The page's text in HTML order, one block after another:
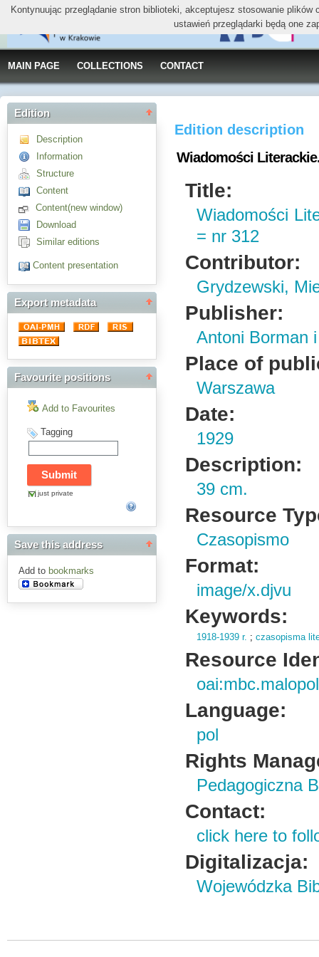
MAIN PAGE COLLECTIONS CONTACT
Edition
Description
Information
Structure
Content
Content(new window)
Download
Similar editions
Content presentation
Export metadata
Favourite positions
Add to Favourites
Tagging
just private
Save this address
Add to bookmarks
Edition description
Wiadomości
Title:
Wiadomości
= nr 312
Contributor:
Grydzewski,
Publisher:
Antoni Borman
Place of
Warszawa
Date:
1929
Description:
39 cm.
Resource
Czasopismo
Format:
image/x.djvu
Keywords:
1918-1939 r. ;czasopisma
Resource
Language:
pol
Rights
Pedagogiczna
Contact:
click here to
Digitalizacja:
Wojewódzka
Kontynuując przeglądanie stron biblioteki, akceptujesz stosowanie
ustawień przeglądarki będą one